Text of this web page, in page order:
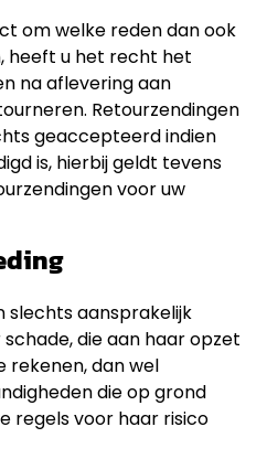
om welke reden dan ook
heeft u het recht het
na aflevering aan
Retourzendingen
geaccepteerd indien
is, hierbij geldt tevens
voor uw
slechts aansprakelijk
die aan haar opzet
rekenen, dan wel
die op grond
regels voor haar risico